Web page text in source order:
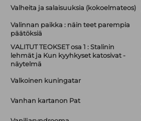
Valheita ja salaisuuksia (kokoelmateos)
Valinnan paikka : näin teet parempia
päätöksiä
VALITUT TEOKSET osa 1 : Stalinin
lehmät ja Kun kyyhkyset katosivat -
näytelmä
Valkoinen kuningatar
Vanhan kartanon Pat